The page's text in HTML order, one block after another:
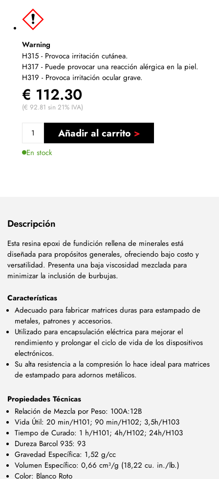
Warning
H315 - Provoca irritación cutánea.
H317 - Puede provocar una reacción alérgica en la piel.
H319 - Provoca irritación ocular grave.
€ 112.30
(€ 92.81 sin 21% IVA)
Añadir al carrito
En stock
Descripción
Esta resina epoxi de fundición rellena de minerales está
diseñada para propósitos generales, ofreciendo bajo costo y
versatilidad. Presenta una baja viscosidad mezclada para
minimizar la inclusión de burbujas.
Características
Adecuado para fabricar matrices duras para estampado de
metales, patrones y accesorios.
Utilizado para encapsulación eléctrica para mejorar el
rendimiento y prolongar el ciclo de vida de los dispositivos
electrónicos.
Su alta resistencia a la compresión lo hace ideal para matrices
de estampado para adornos metálicos.
Propiedades Técnicas
Relación de Mezcla por Peso: 100A:12B
Vida Útil: 20 min/H101; 90 min/H102; 3,5h/H103
Tiempo de Curado: 1 h/H101; 4h/H102; 24h/H103
Dureza Barcol 935: 93
Gravedad Específica: 1,52 g/cc
Volumen Específico: 0,66 cm³/g (18,22 cu. in./lb.)
Color: Blanco Roto